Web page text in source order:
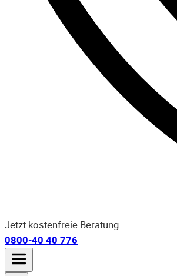
Jetzt kostenfreie Beratung
0800-40 40 776